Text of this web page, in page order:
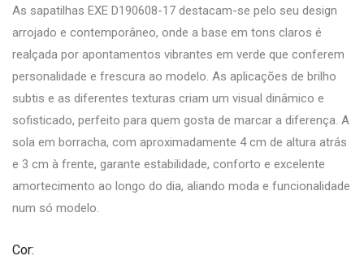
As sapatilhas EXE D190608-17 destacam-se pelo seu design
arrojado e contemporâneo, onde a base em tons claros é
realçada por apontamentos vibrantes em verde que conferem
personalidade e frescura ao modelo. As aplicações de brilho
subtis e as diferentes texturas criam um visual dinâmico e
sofisticado, perfeito para quem gosta de marcar a diferença. A
sola em borracha, com aproximadamente 4 cm de altura atrás
e 3 cm à frente, garante estabilidade, conforto e excelente
amortecimento ao longo do dia, aliando moda e funcionalidade
num só modelo.
Cor: